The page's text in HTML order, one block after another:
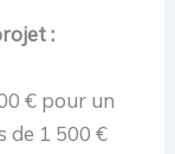
avec
vocale,
d'arrosage
:
€ pour un
de 1 500 €